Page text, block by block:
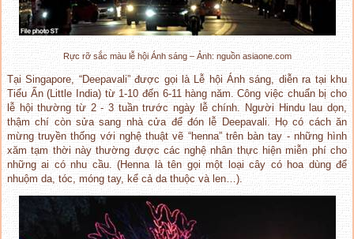
Rực rỡ sắc màu lễ hội Ánh sáng – Ảnh: nguồn asiaone.com
Tại Singapore, “Deepavali” được gọi là Lễ hội Ánh sáng, diễn ra tại khu
Tiểu Ấn (Little India) từ 1-10 đến 6-11 hàng năm. Công việc chuẩn bị cho
lễ hội thường từ 2 - 3 tuần trước ngày lễ chính. Người Hindu lau dọn,
thậm chí còn sửa sang nhà cửa để đón lễ Deepavali. Họ có cách ăn
mừng truyền thống với nghệ thuật vẽ “henna” trên bàn tay - những hình
xăm tạm thời này thường được các nghệ nhân thực hiện miễn phí cho
những ai có nhu cầu. (Henna là tên gọi một loại cây có hoa dùng để
nhuộm da, tóc, móng tay, kể cả da thuộc và len…).